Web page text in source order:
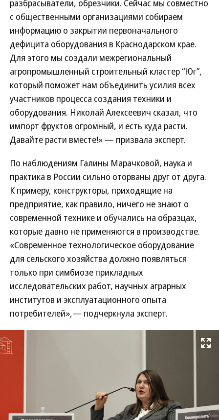
разбрасыватели, обрезчики. Сейчас мы совместно
с общественными организациями собираем
информацию о закрытии первоначального
дефицита оборудования в Краснодарском крае.
Для этого мы создали межрегиональный
агропромышленный строительный кластер “Юг”,
который поможет нам объединить усилия всех
участников процесса создания техники и
оборудования. Николай Алексеевич сказал, что
импорт фруктов огромный, и есть куда расти.
Давайте расти вместе!» — призвала эксперт.
По наблюдениям Галины Марачковой, наука и
практика в России сильно оторваны друг от друга.
К примеру, конструкторы, приходящие на
предприятие, как правило, ничего не знают о
современной технике и обучались на образцах,
которые давно не применяются в производстве.
«Современное технологическое оборудование
для сельского хозяйства должно появляться
только при симбиозе прикладных
исследовательских работ, научных аграрных
институтов и эксплуатационного опыта
потребителей»,— подчеркнула эксперт.
Развернуть